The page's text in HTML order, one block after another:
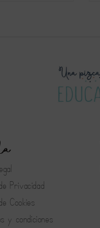
Privacidad
Cookies
y condiciones